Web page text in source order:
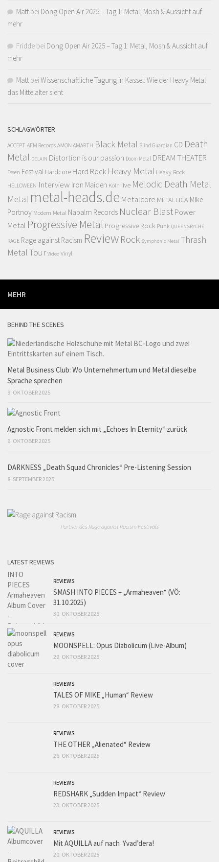
Matt bei Dong Open Air 2025 – Tag 1: Metal, Mosh & Aussicht auf
mehr
Fridde bei Dong Open Air 2025 – Tag 1: Metal, Mosh & Aussicht auf
mehr
Matt bei Wissenschaftliche Tagung in Kassel: Wie der Heavy Metal
das Mittelalter sieht
SCHLAGWÖRTER
ACCEPT AFM Records AMON AMARTH Black Metal Blind Guardian CD Death
Metal DELAIN Distortion is our passion Doom Metal DREAM THEATER
Essen Festival Hardcore Hard Rock Heavy Metal Heavy Rock
HELLOWEEN Interview Iron Maiden Köln live Melodic Death Metal
Metal metal-heads.de Metalcore METALLICA MIke
Portnoy Modern Metal Napalm Records Nuclear Blast Power
Metal Progressive Metal Progressive Rock Punk QUEENSRYCHE
RAGE Rage against Racism Review Rock Symphonic Metal Thrash
MetalTour Video Vinyl
MEHR
BEHIND THE SCENES
Metal Business Club: Wo Unternehmertum und Metal dieselbe
Sprache sprechen
9. OKTOBER 2025
Agnostic Front melden sich mit „Echoes In Eternity“ zurück
6. OKTOBER 2025
DARKNESS „Death Squad Chronicles“ Pre-Listening Session
8. SEPTEMBER 2025
Partner des Rage against Racism Festivals
LATEST REVIEWS
REVIEWS
SMASH INTO PIECES – „Armaheaven“ (VÖ:
31.10.2025)
30. OKTOBER 2025
REVIEWS
MOONSPELL: Opus Diabolicum (Live-Album)
29. OKTOBER 2025
REVIEWS
TALES OF MIKE „Human“ Review
28. OKTOBER 2025
REVIEWS
THE OTHER „Alienated“ Review
26. OKTOBER 2025
REVIEWS
REDSHARK „Sudden Impact“ Review
23. OKTOBER 2025
REVIEWS
Mit AQUILLA auf nach Yvad’dera!
20. OKTOBER 2025